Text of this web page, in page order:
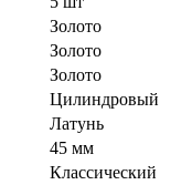
Золото
Золото
Золото
Цилиндровый
Латунь
45 мм
Классический